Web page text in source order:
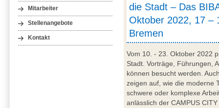
Mitarbeiter
Stellenangebote
Kontakt
die Stadt – Das
Oktober 2022, 17 –
Bremen
Vom 10. - 23. Oktober 2022
Stadt. Vorträge, Führungen,
können besucht werden.
zeigen auf, wie die moderne
schwere oder komplexe
anlässlich der CAMPUS